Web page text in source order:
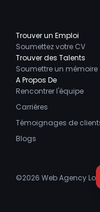
Trouver un Emploi
Soumettez votre CV
Trouver des Talents
Soumettre un mémoire
A Propos De
Rencontrer l'équipe
Carrières
Témoignages de
Blogs
©2026 Web Agency